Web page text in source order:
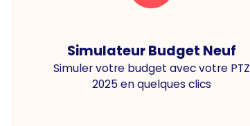
Simulateur Budget Neuf
Simuler votre budget avec votre PTZ
2025 en quelques clics